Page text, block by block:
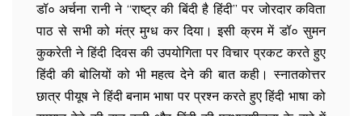
डॉ० अर्चना रानी ने “राष्ट्र की बिंदी है हिंदी” पर जोरदार कविता
पाठ से सभी को मंत्र मुग्ध कर दिया। इसी क्रम में डॉ० सुमन
कुकरेती ने हिंदी दिवस की उपयोगिता पर विचार प्रकट करते हुए
हिंदी की बोलियों को भी महत्व देने की बात कही। स्नातकोत्तर
छात्र पीयूष ने हिंदी बनाम भाषा पर प्रश्न करते हुए हिंदी भाषा को